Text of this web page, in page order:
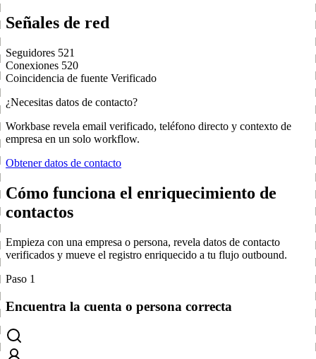
Señales de red
Seguidores 521
Conexiones 520
Coincidencia de fuente Verificado
¿Necesitas datos de contacto?
Workbase revela email verificado, teléfono directo y contexto de
empresa en un solo workflow.
Obtener datos de contacto
Cómo funciona el enriquecimiento de
contactos
Empieza con una empresa o persona, revela datos de contacto
verificados y mueve el registro enriquecido a tu flujo outbound.
Paso 1
Encuentra la cuenta o persona correcta